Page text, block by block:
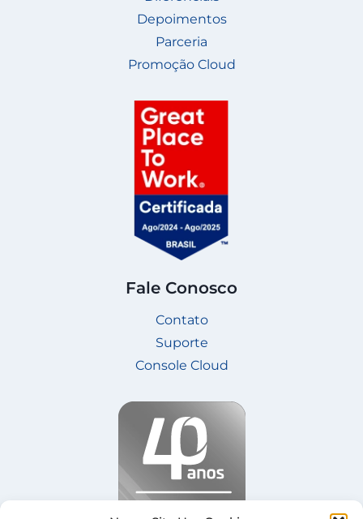
Depoimentos
Parceria
Promoção Cloud
Fale Conosco
Contato
Suporte
Console Cloud